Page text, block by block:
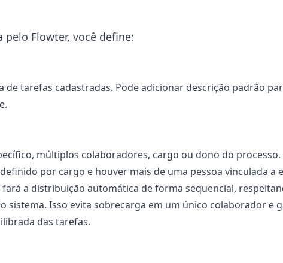
Flowter, você define:
de tarefas cadastradas. Pode adicionar descrição padrão
múltiplos colaboradores, cargo ou dono do processo.
por cargo e houver mais de uma pessoa vinculada a
a distribuição automática de forma sequencial,
sistema. Isso evita sobrecarga em um único colaborador e
das tarefas.